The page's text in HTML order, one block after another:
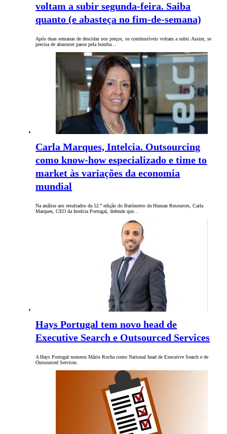
voltam a subir segunda-feira. Saiba
quanto (e abasteça no fim-de-semana)
Após duas semanas de descidas nos preços, os combustíveis voltam a subir. Assim, se
precisa de abastecer passe pela bomba…
Carla Marques, Intelcia. Outsourcing
como know-how especializado e time to
market às variações da economia
mundial
Na análise aos resultados da 52.ª edição do Barómetro da Human Resources, Carla
Marques, CEO da Intelcia Portugal, defende que…
Hays Portugal tem novo head de
Executive Search e Outsourced Services
A Hays Portugal nomeou Mário Rocha como National head de Executive Search e de
Outsourced Services.